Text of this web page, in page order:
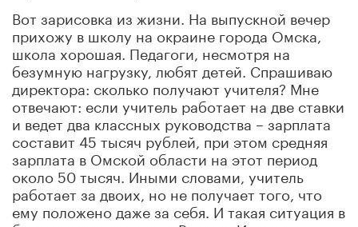
Вот зарисовка из жизни. На выпускной вечер
прихожу в школу на окраине города Омска,
школа хорошая. Педагоги, несмотря на
безумную нагрузку, любят детей. Спрашиваю
директора: сколько получают учителя? Мне
отвечают: если учитель работает на две ставки
и ведет два классных руководства – зарплата
составит 45 тысяч рублей, при этом средняя
зарплата в Омской области на этот период
около 50 тысяч. Иными словами, учитель
работает за двоих, но не получает того, что
ему положено даже за себя. И такая ситуация в